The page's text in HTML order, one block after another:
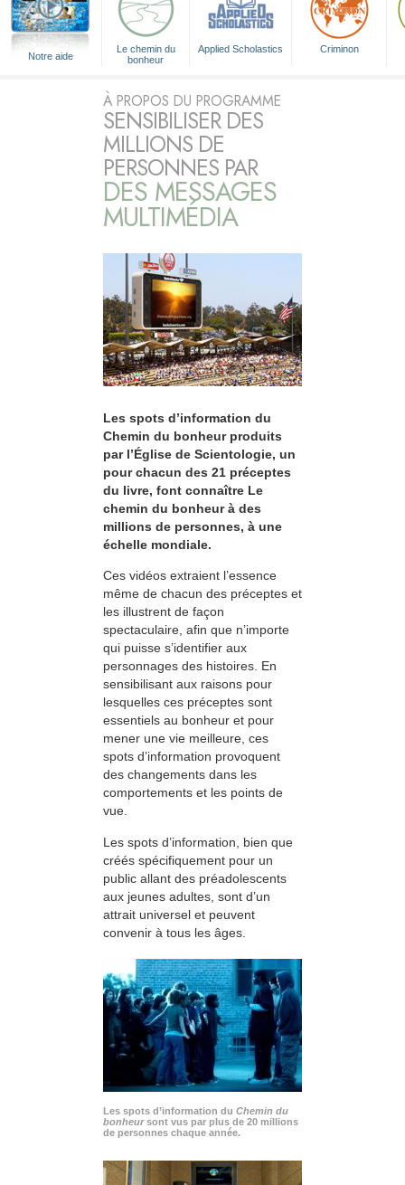
Notre aide
Le chemin du
bonheur
Applied Scholastics Criminon
À PROPOS DU PROGRAMME
SENSIBILISER DES
MILLIONS DE
PERSONNES PAR
DES MESSAGES
MULTIMÉDIA
Les spots d’information du
Chemin du bonheur produits
par l’Église de Scientologie, un
pour chacun des 21 préceptes
du livre, font connaître Le
chemin du bonheur à des
millions de personnes, à une
échelle mondiale.
Ces vidéos extraient l’essence
même de chacun des préceptes et
les illustrent de façon
spectaculaire, afin que n’importe
qui puisse s’identifier aux
personnages des histoires. En
sensibilisant aux raisons pour
lesquelles ces préceptes sont
essentiels au bonheur et pour
mener une vie meilleure, ces
spots d’information provoquent
des changements dans les
comportements et les points de
vue.
Les spots d’information, bien que
créés spécifiquement pour un
public allant des préadolescents
aux jeunes adultes, sont d’un
attrait universel et peuvent
convenir à tous les âges.
Les spots d’information du Chemin du
bonheursont vus par plus de 20 millions
de personnes chaque année.